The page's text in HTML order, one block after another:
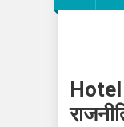
Hotel